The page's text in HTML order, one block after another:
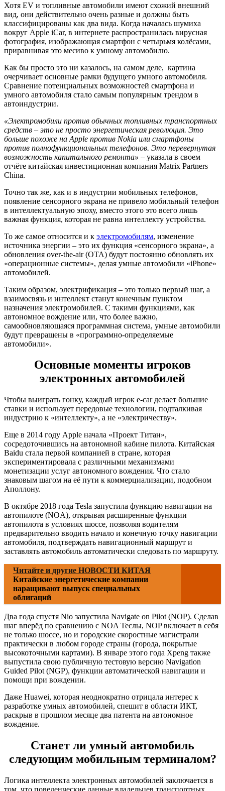
Хотя EV и топливные автомобили имеют схожий внешний
вид, они действительно очень разные и должны быть
классифицированы как два вида. Когда началась шумиха
вокруг Apple iCar, в интернете распространилась вирусная
фотография, изображающая смартфон с четырьмя колёсами,
приравнивая это месиво к умному автомобилю.
Как бы просто это ни казалось, на самом деле, картина
очерчивает основные рамки будущего умного автомобиля.
Сравнение потенциальных возможностей смартфона и
умного автомобиля стало самым популярным трендом в
автоиндустрии.
«Электромобили против обычных топливных транспортных
средств – это не просто энергетическая революция. Это
больше похоже на Apple против Nokia или смартфоны
против полнофункциональных телефонов. Это перевернутая
возможность капитального ремонта» – указала в своем
отчёте китайская инвестиционная компания Matrix Partners
China.
Точно так же, как и в индустрии мобильных телефонов,
появление сенсорного экрана не привело мобильный телефон
в интеллектуальную эпоху, вместо этого это всего лишь
важная функция, которая не равна интеллекту устройства.
То же самое относится и к электромобилям, изменение
источника энергии – это их функция «сенсорного экрана», а
обновления over-the-air (OTA) будут постоянно обновлять их
«операционные системы», делая умные автомобили «iPhone»
автомобилей.
Таким образом, электрификация – это только первый шаг, а
взаимосвязь и интеллект станут конечным пунктом
назначения электромобилей. С такими функциями, как
автономное вождение или, что более важно,
самообновляющаяся программная система, умные автомобили
будут превращены в «программно-определяемые
автомобили».
Основные моменты игроков
электронных автомобилей
Чтобы выиграть гонку, каждый игрок e-car делает большие
ставки и использует передовые технологии, подталкивая
индустрию к «интеллекту», а не «электричеству».
Еще в 2014 году Apple начала «Проект Титан»,
сосредоточившись на автономной кабине пилота. Китайская
Baidu стала первой компанией в стране, которая
экспериментировала с различными механизмами
монетизации услуг автономного вождения. Что стало
знаковым шагом на её пути к коммерциализации, подобном
Аполлону.
В октябре 2018 года Tesla запустила функцию навигации на
автопилоте (NOA), открывая расширенные функции
автопилота в условиях шоссе, позволяя водителям
предварительно вводить начало и конечную точку навигации
автомобиля, подтверждать навигационный маршрут и
заставлять автомобиль автоматически следовать по маршруту.
Читайте и другие НОВОСТИ КИТАЯ
Китайские энергетические компании
наращивают выпуск специальных
облигаций
Два года спустя Nio запустила Navigate on Pilot (NOP). Сделав
шаг вперёд по сравнению с NOA Теслы, NOP включает в себя
не только шоссе, но и городские скоростные магистрали
практически в любом городе страны (города, покрытые
высокоточными картами). В январе этого года Xpeng также
выпустила свою публичную тестовую версию Navigation
Guided Pilot (NGP), функции автоматической навигации и
помощи при вождении.
Даже Huawei, которая неоднократно отрицала интерес к
разработке умных автомобилей, спешит в области ИКТ,
раскрыв в прошлом месяце два патента на автономное
вождение.
Станет ли умный автомобиль
следующим мобильным терминалом?
Логика интеллекта электронных автомобилей заключается в